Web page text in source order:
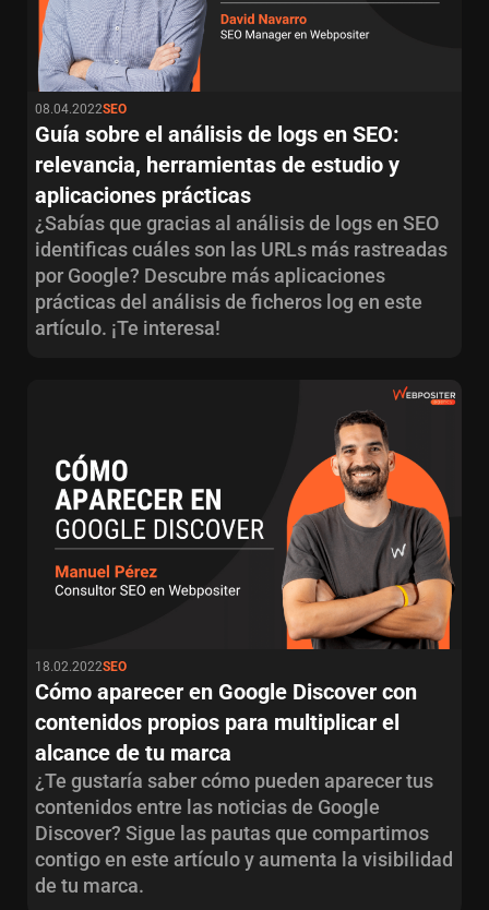
08.04.2022SEO
Guía sobre el análisis de logs en SEO:
relevancia, herramientas de estudio y
aplicaciones prácticas
¿Sabías que gracias al análisis de logs en SEO
identificas cuáles son las URLs más rastreadas
por Google? Descubre más aplicaciones
prácticas del análisis de ficheros log en este
artículo. ¡Te interesa!
18.02.2022SEO
Cómo aparecer en Google Discover con
contenidos propios para multiplicar el
alcance de tu marca
¿Te gustaría saber cómo pueden aparecer tus
contenidos entre las noticias de Google
Discover? Sigue las pautas que compartimos
contigo en este artículo y aumenta la visibilidad
de tu marca.